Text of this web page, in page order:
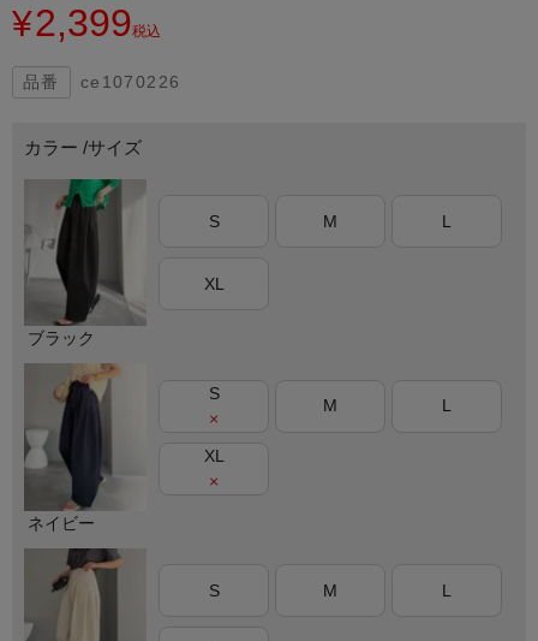
¥2,399税込
ce1070226
カラー サイズ
ブラック
S M L
XL
ネイビー
S
×
M L
XL
×
S M L